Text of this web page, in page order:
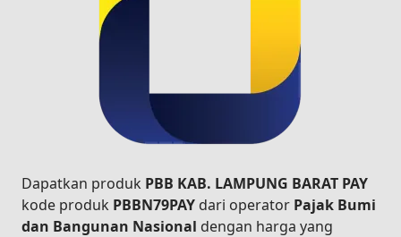
Dapatkan produk PBB KAB. LAMPUNG BARAT PAY
kode produk PBBN79PAY dari operator Pajak Bumi
dan Bangunan Nasional dengan harga yang